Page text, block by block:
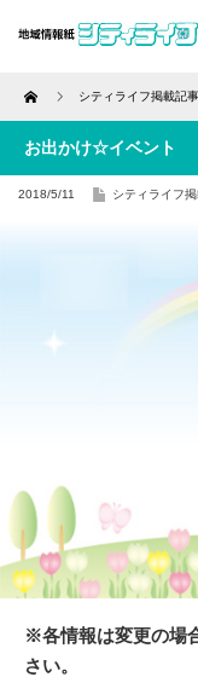
Home シティライフ掲載記事
お出かけ☆イベント
2018/5/11 シティライフ
※各情報は変更の場
さい。